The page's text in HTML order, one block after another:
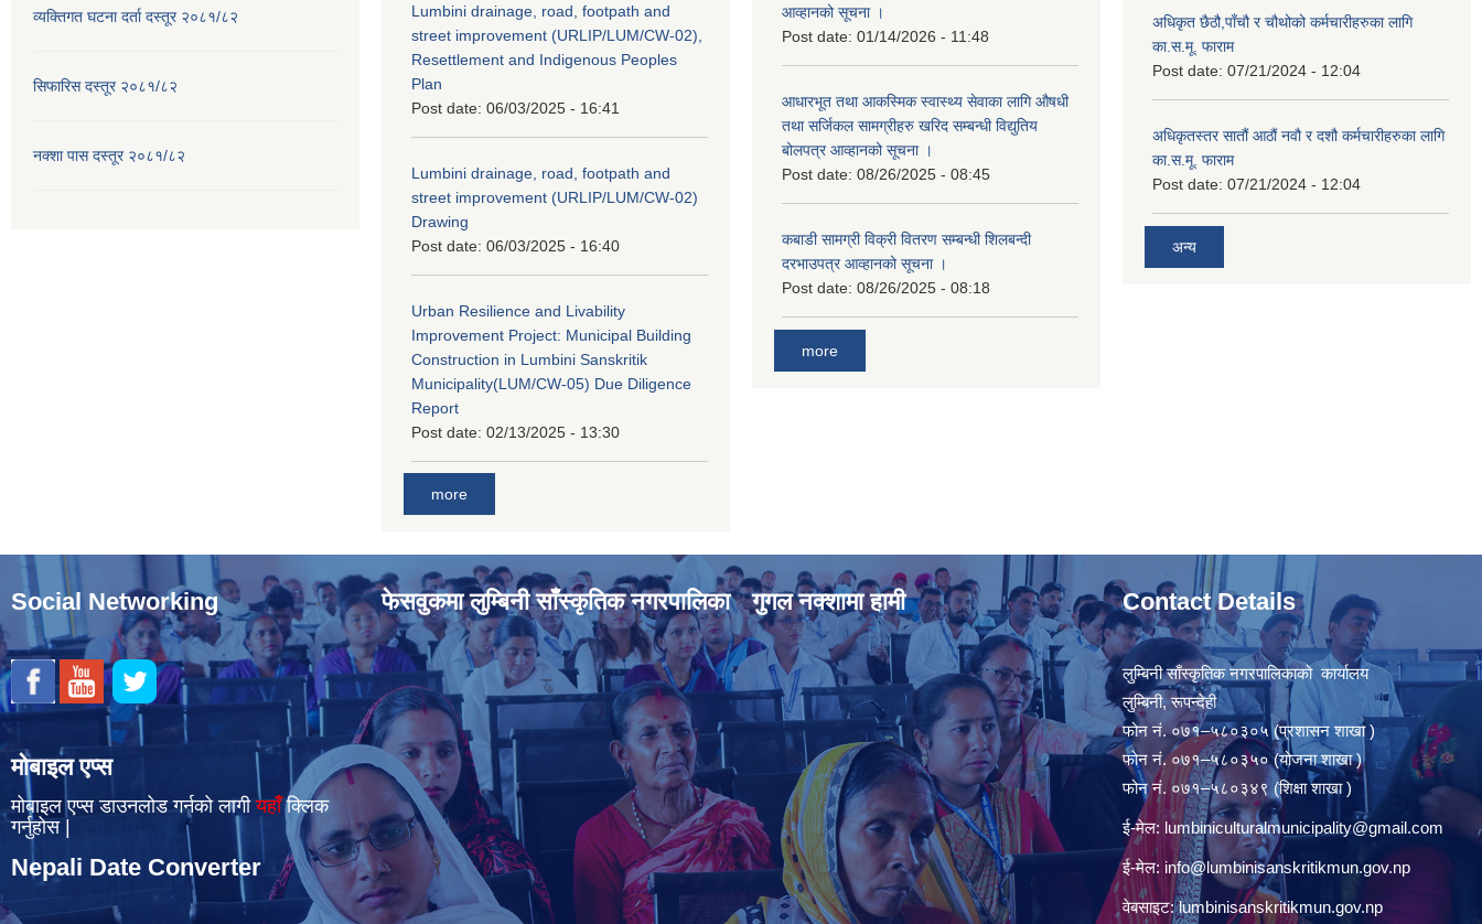
व्यक्तिगत घटना दर्ता दस्तूर २०८१/८२
सिफारिस दस्तूर २०८१/८२
नक्शा पास दस्तूर २०८१/८२
Lumbini drainage, road, footpath and
street improvement (URLIP/LUM/CW-02),
Resettlement and Indigenous Peoples
Plan
Post date: 06/03/2025 - 16:41
Lumbini drainage, road, footpath and
street improvement (URLIP/LUM/CW-02)
Drawing
Post date: 06/03/2025 - 16:40
Urban Resilience and Livability
Improvement Project: Municipal Building
Construction in Lumbini Sanskritik
Municipality(LUM/CW-05) Due Diligence
Report
Post date: 02/13/2025 - 13:30
more
आव्हानको सूचना ।
Post date: 01/14/2026 - 11:48
आधारभूत तथा आकस्मिक स्वास्थ्य सेवाका लागि औषधी
तथा सर्जिकल सामग्रीहरु खरिद सम्बन्धी विद्युतिय
बोलपत्र आव्हानको सूचना ।
Post date: 08/26/2025 - 08:45
कबाडी सामग्री विक्री वितरण सम्बन्धी शिलबन्दी
दरभाउपत्र आव्हानको सूचना ।
Post date: 08/26/2025 - 08:18
more
अधिकृत छैठौ,पाँचौ र चौथोको कर्मचारीहरुका लागि
का.स.मू. फाराम
Post date: 07/21/2024 - 12:04
अधिकृतस्तर सातौं आठौं नवौ र दशौ कर्मचारीहरुका लागि
का.स.मू. फाराम
Post date: 07/21/2024 - 12:04
अन्य
Social Networking
मोबाइल एप्स
मोबाइल एप्स डाउनलोड गर्नको लागीयहाँँक्लिक
गर्नुहोस |
Nepali Date Converter
फेसवुकमा लुम्बिनी साँस्कृतिक नगरपालिका गुगल नक्शामा हामी Contact Details
लुम्बिनी साँस्कृतिक नगरपालिकाको कार्यालय
लुम्बिनी, रूपन्देही
फोन नं. ०७१–५८०३०५ (प्रशासन शाखा )
फोन नं. ०७१–५८०३५० (योजना शाखा )
फोन नं. ०७१–५८०३४९ (शिक्षा शाखा )
ई-मेल: lumbiniculturalmunicipality@gmail.com
ई-मेल: info@lumbinisanskritikmun.gov.np
वेबसाइट: lumbinisanskritikmun.gov.np